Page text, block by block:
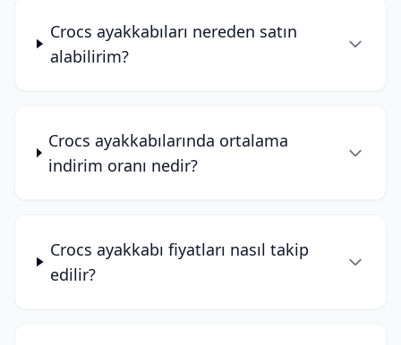
Crocs ayakkabıları nereden satın
alabilirim?
Crocs ayakkabılarında ortalama
indirim oranı nedir?
Crocs ayakkabı fiyatları nasıl takip
edilir?